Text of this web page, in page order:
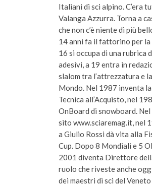
Italiani di sci alpino. C’era
Valanga Azzurra. Torna a
che non c’è niente di più
14 anni fa il fattorino per la
16 si occupa di una rubrica
adesivi, a 19 entra in
slalom tra l’attrezzatura e
Mondo. Nel 1987 inventa
Tecnica all’Acquisto, nel
OnBoard di snowboard.
sito www.sciaremag.it, nel
a Giulio Rossi dà vita alla
Cup. Dopo 8 Mondiali e 5
2001 diventa Direttore
ruolo che riveste anche
dei maestri di sci del Veneto